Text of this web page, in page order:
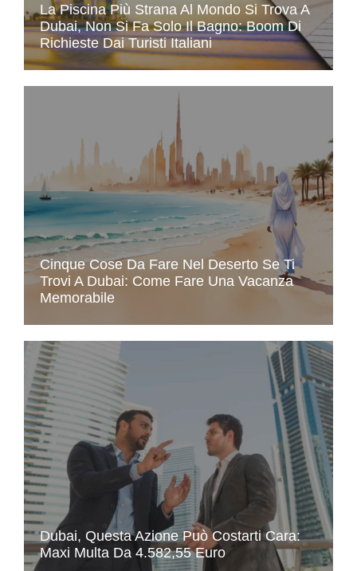
La Piscina Più Strana Al Mondo Si Trova A
Dubai, Non Si Fa Solo Il Bagno: Boom Di
Richieste Dai Turisti Italiani
Cinque Cose Da Fare Nel Deserto Se Ti
Trovi A Dubai: Come Fare Una Vacanza
Memorabile
Dubai, Questa Azione Può Costarti Cara:
Maxi Multa Da 4.582,55 Euro